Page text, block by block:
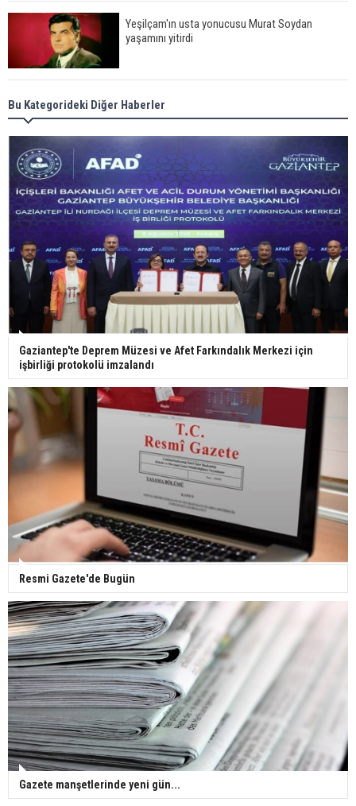
Yeşilçam'ın usta yonucusu Murat Soydan
yaşamını yitirdi
Meral Akşener ile Müsavat Dervişoğlu cenazede
görüntülendi
29 Mayıs okullar tatil mi?
Bilim kurgu gerçekleşiyor... Dondurulmuş
insanları hayata döndürecek keşif
Ünlü türkücü Mahmut Tuncer estetik operasyon
geçirdi: Son hali gündem oldu
Yerli turist 229,7 milyar lira seyahat harcaması
Gazze'deki Sağlık Bakanlığı duyurdu: Vahşetin
pençesinde 2 salgın vaka tespit edildi
Bu Kategorideki Diğer Haberler
Gaziantep'te Deprem Müzesi ve Afet Farkındalık Merkezi için
işbirliği protokolü imzalandı
Resmi Gazete'de Bugün
Gazete manşetlerinde yeni gün...